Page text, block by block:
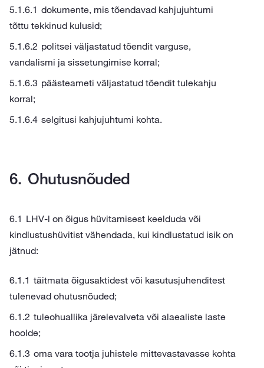
dokumente, mis tõendavad kahjujuhtumi
tõttu tekkinud kulusid;
politsei väljastatud tõendit varguse,
vandalismi ja sissetungimise korral;
päästeameti väljastatud tõendit tulekahju
korral;
selgitusi kahjujuhtumi kohta.
Ohutusnõuded
LHV-l on õigus hüvitamisest keelduda või
kindlustushüvitist vähendada, kui kindlustatud isik on
jätnud:
täitmata õigusaktidest või kasutusjuhenditest
tulenevad ohutusnõuded;
tuleohuallika järelevalveta või alaealiste laste
hoolde;
oma vara tootja juhistele mittevastavasse kohta